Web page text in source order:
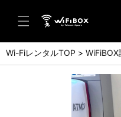
ヘルプ／お問い合わせ
ヘルプセンター
Wi-FiレンタルTOP